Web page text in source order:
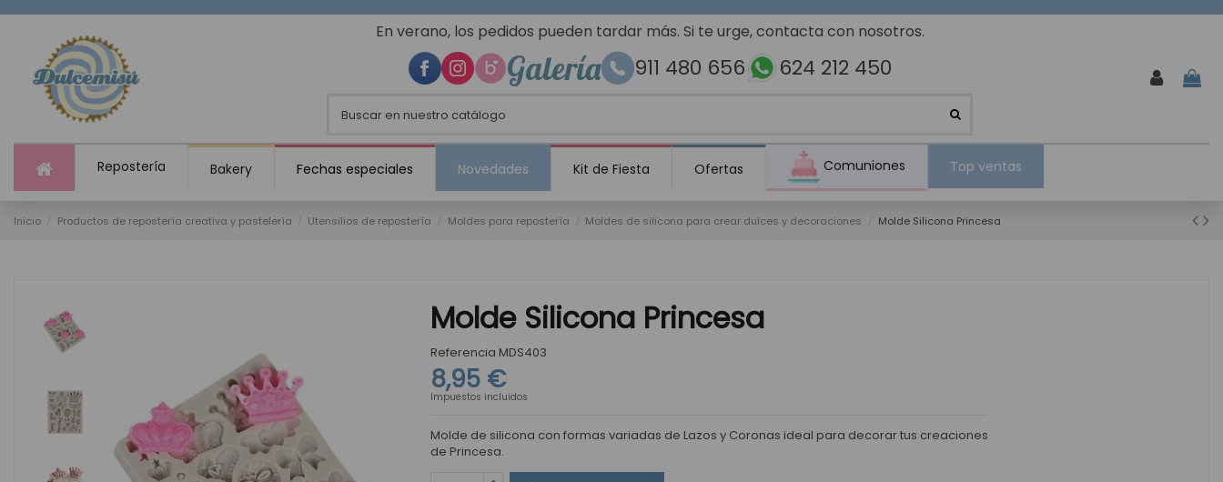
En verano, los pedidos pueden tardar más. Si te urge, contacta con nosotros.
Galería 911 480 656 624 212 450
Repostería Bakery Fechas especiales Novedades Kit de Fiesta Ofertas Comuniones Top ventas
Inicio Productos de repostería creativa y pastelería Utensilios de repostería Moldes para repostería Moldes de silicona para crear dulces y decoraciones Molde Silicona Princesa
Molde Silicona Princesa
Referencia MDS403
8,95 €
Impuestos incluidos
Molde de silicona con formas variadas de Lazos y Coronas ideal para decorar tus creaciones
de Princesa.